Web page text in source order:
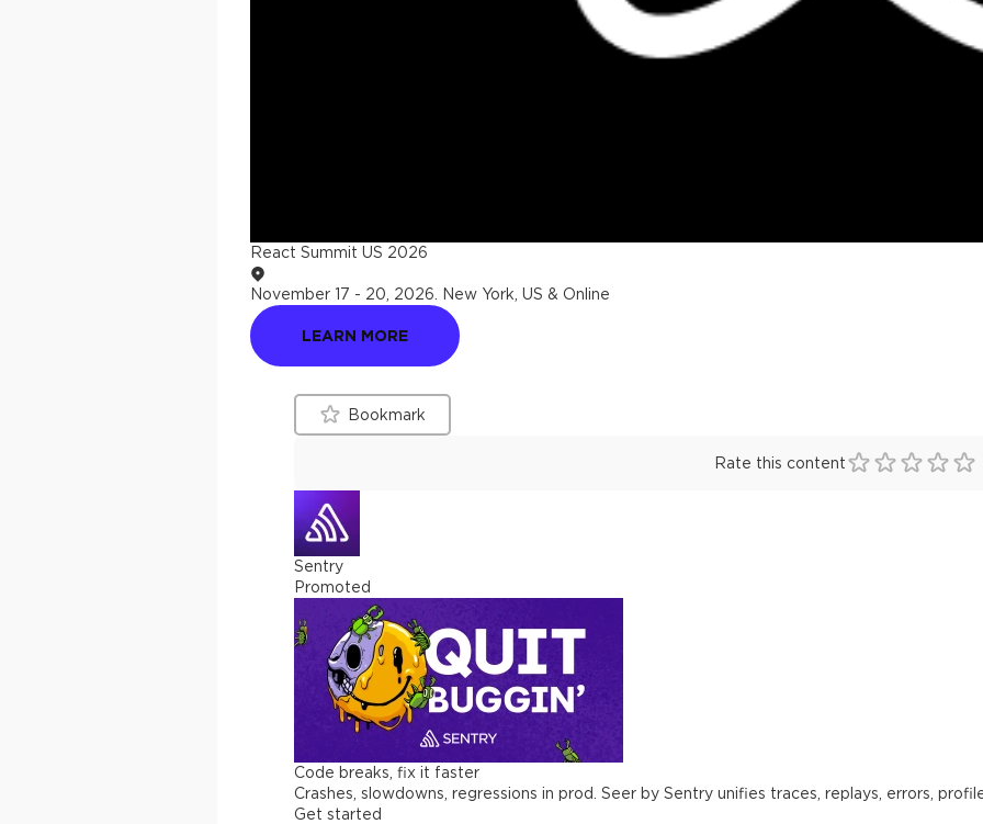
React Summit US 2026
November 17 - 20, 2026 New York, US & Online
LEARN MORE
Bookmark
Rate this content
Sentry
Promoted
Code breaks, fix it faster
Crashes, slowdowns, regressions in prod. Seer by Sentry unifies traces, replays, errors,
Get started